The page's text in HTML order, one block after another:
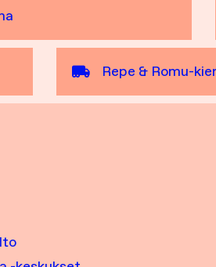
Repe & Romu-